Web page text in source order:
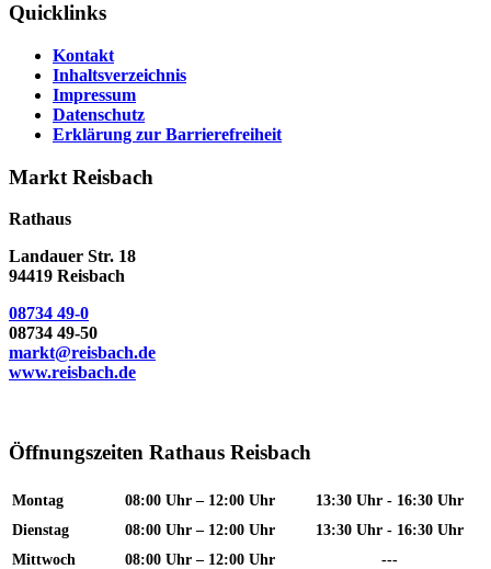
Quicklinks
Kontakt
Inhaltsverzeichnis
Impressum
Datenschutz
Erklärung zur Barrierefreiheit
Markt Reisbach
Rathaus
Landauer Str. 18
94419 Reisbach
08734 49-0
08734 49-50
markt@reisbach.de
www.reisbach.de
Öffnungszeiten Rathaus Reisbach
Montag 08:00 Uhr – 12:00 Uhr
13:30 Uhr - 16:30 Uhr
Dienstag
08:00 Uhr – 12:00 Uhr
13:30 Uhr - 16:30 Uhr
Mittwoch
08:00 Uhr – 12:00 Uhr
---